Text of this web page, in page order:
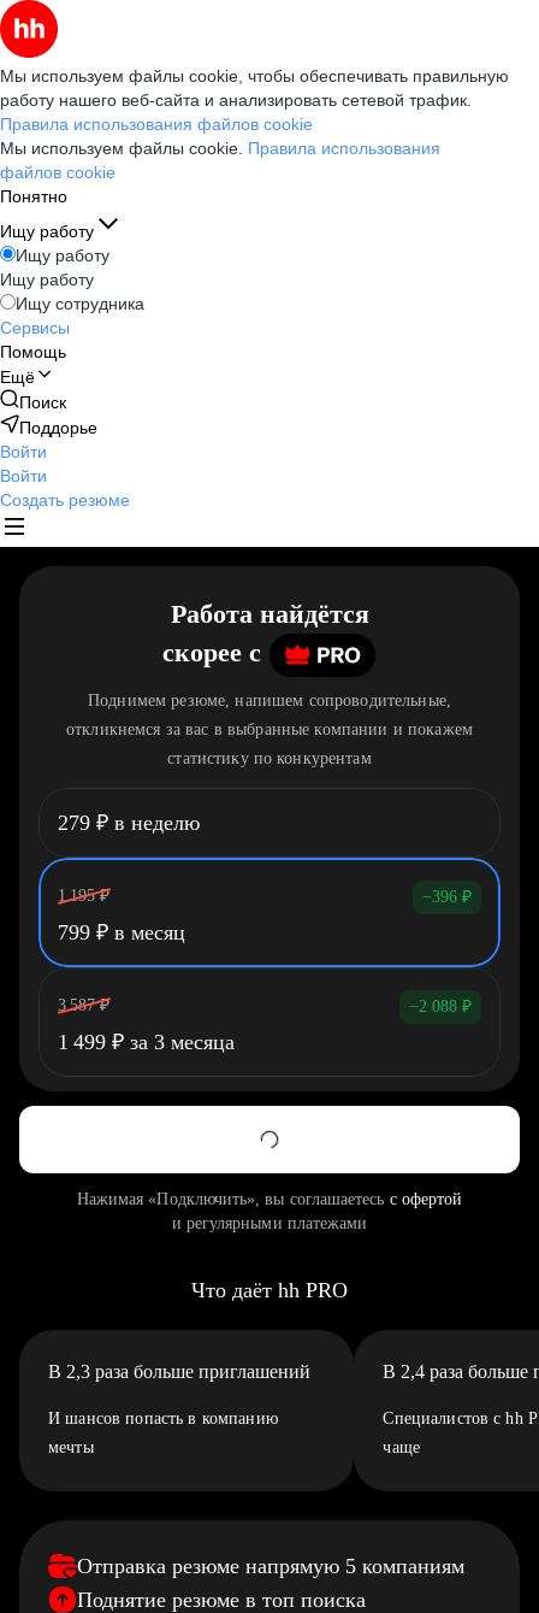
Мы используем файлы cookie, чтобы обеспечивать правильную
работу нашего веб-сайта и анализировать сетевой трафик.
Правила использования файлов cookie
Мы используем файлы cookie. Правила использования
файлов cookie
Понятно
Ищу работу
Ищу работу
Ищу работу
Ищу сотрудника
Сервисы
Помощь
Ещё
Поиск
Поддорье
Войти
Войти
Создать резюме
Работа найдётся
скорее c
Поднимем резюме, напишем сопроводительные,
откликнемся за вас в выбранные компании и покажем
статистику по конкурентам
279 ₽ в неделю
1 195 ₽ −396 ₽
799 ₽ в месяц
3 587 ₽ −2 088 ₽
1 499 ₽ за 3 месяца
Нажимая «Подключить», вы соглашаетесь с офертой
и регулярными платежами
Что даёт hh PRO
В 2,3 раза больше приглашений
И шансов попасть в компанию
мечты
В 2,4 раза больше
Специалистов с hh
чаще
Отправка резюме напрямую 5 компаниям
Поднятие резюме в топ поиска